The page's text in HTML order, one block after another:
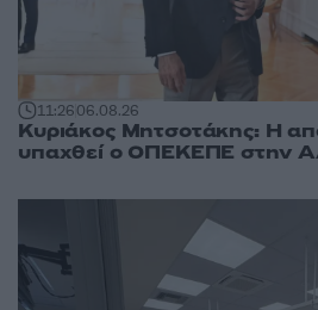
11:2606.08.26
Κυριάκος Μητσοτάκης: Η
υπαχθεί ο ΟΠΕΚΕΠΕ στην